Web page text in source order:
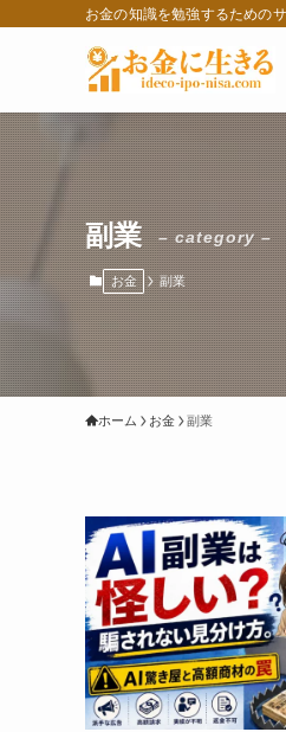
お金の知識を勉強するための
副業 – category –
お金 副業
ホーム お金 副業